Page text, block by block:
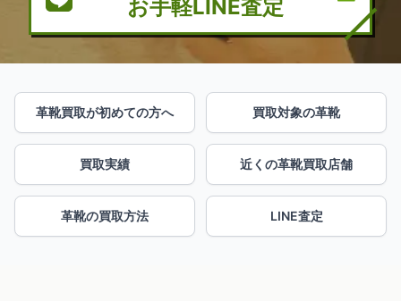
革靴買取が初めての方へ 買取対象の革靴
買取実績 近くの革靴買取店舗
革靴の買取方法 LINE査定